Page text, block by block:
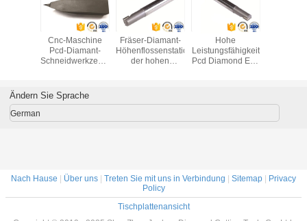
Cnc-Maschine
Pcd-Diamant-
Schneidwerkzeug-
Drehenwerkzeug
Fräser-Diamant-
Höhenflossenstationseinzelschneidwerkzeug
der hohen
Hohe
Leistungsfähigkeit
Pcd Diamond End
Ändern Sie Sprache
German
Nach Hause | Über uns | Treten Sie mit uns in Verbindung | Sitemap | Privacy
Policy
Tischplattenansicht